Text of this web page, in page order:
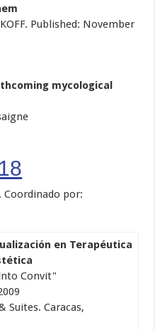
Published: November
mycological
. Coordinado por:
en Terapéutica
Convit"
Suites. Caracas,